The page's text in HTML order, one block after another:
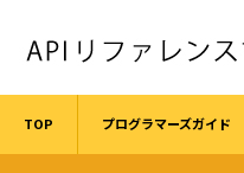
TOP プログラマーズガイド